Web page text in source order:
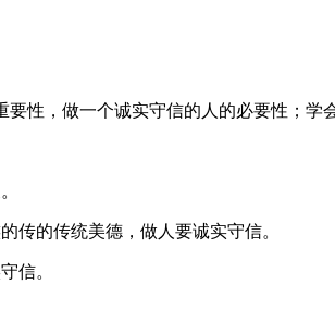
性，做一个诚实守信的人的必要性；学
传的传统美德，做人要诚实守信。
信。